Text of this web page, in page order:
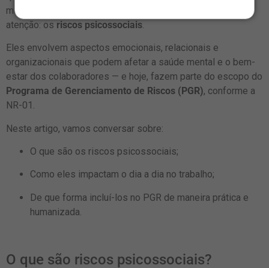
muitas vezes menos visível, que também precisa de
atenção: os riscos psicossociais.
Eles envolvem aspectos emocionais, relacionais e
organizacionais que podem afetar a saúde mental e o bem-
estar dos colaboradores — e hoje, fazem parte do escopo do
Programa de Gerenciamento de Riscos (PGR), conforme a
NR-01.
Neste artigo, vamos conversar sobre:
O que são os riscos psicossociais;
Como eles impactam o dia a dia no trabalho;
De que forma incluí-los no PGR de maneira prática e
humanizada.
O que são riscos psicossociais?